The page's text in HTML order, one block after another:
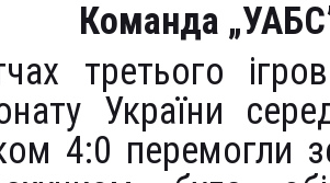
Команда
третього
України
4:0 перемогли